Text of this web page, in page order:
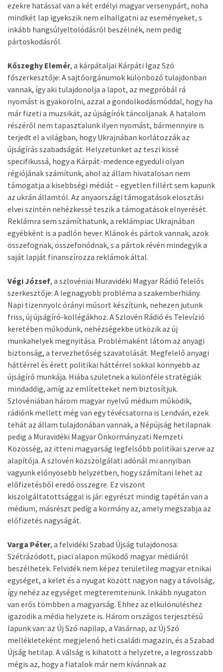
ezekre hatással van a két erdélyi magyar versenypárt, noha
mindkét lap igyekszik nem elhallgatni az eseményeket, s
inkább hangsúlyeltolódásról beszélnék, nem pedig
pártoskodásról.
Kőszeghy Elemér, a kárpátaljai Kárpáti Igaz Szó
főszerkesztője: A sajtóorgánumok különböző tulajdonban
vannak, így aki tulajdonolja a lapot, az megpróbál rá
nyomást is gyakorolni, azzal a gondolkodásmóddal, hogy ha
már fizeti a muzsikát, az újságírók táncoljanak. A hatalom
részéről nem tapasztalunk ilyen nyomást, bármennyire is
terjedt el a világban, hogy Ukrajnában korlátozzák az
újságírás szabadságát. Helyzetünket az teszi kissé
specifikussá, hogy a Kárpát-medence egyedüli olyan
régiójának számítunk, ahol az állam hivatalosan nem
támogatja a kisebbségi médiát – egyetlen fillért sem kapunk
az ukrán államtól. Az anyaországi támogatások elosztási
elvei szintén nehézkessé teszik a támogatások elnyerését.
Reklámra sem számíthatunk, a reklámpiac Ukrajnában
egyébként is a padlón hever. Klánok és pártok vannak, azok
összefognak, összefonódnak, s a pártok révén mindegyik a
saját lapját finanszírozza reklámok által.
Végi József, a szlovéniai Muravidéki Magyar Rádió felelős
szerkesztője: A legnagyobb probléma a szakemberhiány.
Napi tizennyolc órányi műsort készítünk, nehezen jutunk
friss, új újságíró-kollégákhoz. A Szlovén Rádió és Televízió
keretében működünk, nehézségekbe ütközik az új
munkahelyek megnyitása. Problémaként látom az anyagi
biztonság, a tervezhetőség szavatolását. Megfelelő anyagi
háttérrel és érett politikai háttérrel sokkal könnyebb az
újságíró munkája. Hiába születnek a különféle stratégiák
mindaddig, amíg az említetteket nem biztosítjuk.
Szlovéniában három magyar nyelvű médium működik,
rádiónk mellett még van egy tévécsatorna is Lendván, ezek
tehát az állam tulajdonában vannak, a Népújság hetilapnak
pedig a Muravidéki Magyar Önkormányzati Nemzeti
Közösség, az itteni magyarság legfelsőbb politikai szerve az
alapítója. A szlovén közszolgálati adónál mi annyiban
vagyunk előnyösebb helyzetben, hogy számítani lehet az
előfizetésből eredő összegre. Ez viszont
kiszolgáltatottsággal is jár: egyrészt mindig tapétán van a
médium, másrészt pedig a kormány az, amely megszabja az
előfizetés nagyságát.
Varga Péter, a felvidéki Szabad Újság tulajdonosa:
Szétrázódott, piaci alapon működő magyar médiáról
beszélhetek. Felvidék nem képez területileg magyar etnikai
egységet, a kelet és a nyugat között nagyon nagy a távolság,
így nehéz az egységet megteremtenünk. Inkább nyugaton
van erős tömbben a magyarság. Ehhez az elkülönüléshez
igazodik a média helyzete is. Három országos terjesztésű
lapunk van: az Új Szó napilap, a Vasárnap, az Új Szó
mellékleteként megjelenő heti családi magazin, és a Szabad
Újság hetilap. A válság is kihatott a helyzetre, a legrosszabb
mégis az, hogy a fiatalok már nem kívánnak az